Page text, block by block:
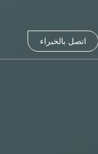
اتصل بالخبراء